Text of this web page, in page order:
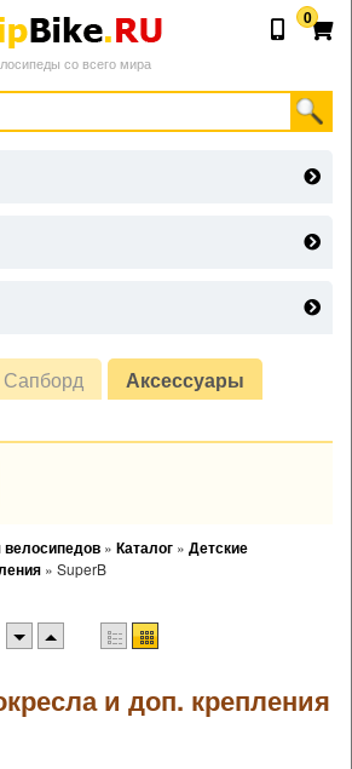
со всего мира
0
Сапборд
Аксессуары
велосипедов » Каталог » Детские
» SuperB
и доп. крепления